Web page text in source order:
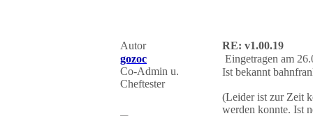
Autor
RE: v1.00.19
gozoc
Co-Admin u.
Cheftester
Eingetragen am
Ist bekannt
(Leider ist zur Zeit
werden konnte. Ist